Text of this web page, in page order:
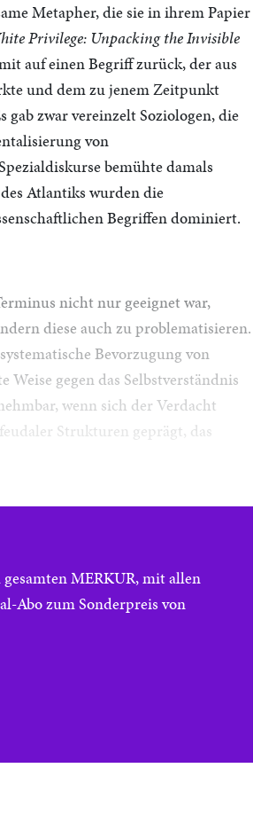
Metapher, die sie in ihrem Papier
Privilege: Unpacking the Invisible
auf einen Begriff zurück, der aus
und dem zu jenem Zeitpunkt
gab zwar vereinzelt Soziologen, die
von
bemühte damals
Atlantiks wurden die
Begriffen dominiert.
nicht nur geeignet war,
diese auch zu problematisieren.
Bevorzugung von
gegen das Selbstverständnis
wenn sich der Verdacht
Strukturen geprägt, das
MERKUR, mit allen
Abo zum Sonderpreis von